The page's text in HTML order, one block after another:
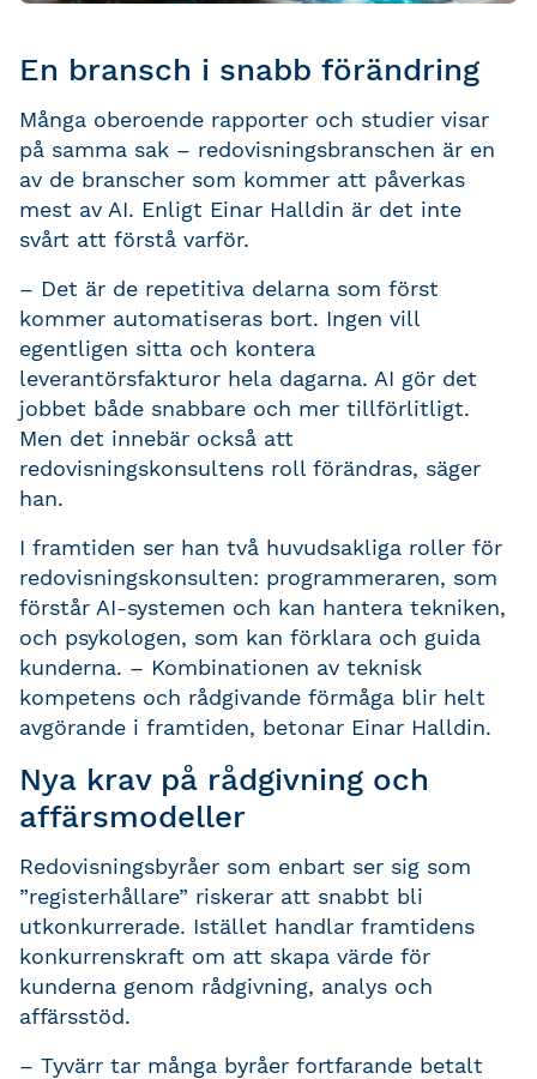
En bransch i snabb förändring
Många oberoende rapporter och studier visar
på samma sak – redovisningsbranschen är en
av de branscher som kommer att påverkas
mest av AI. Enligt Einar Halldin är det inte
svårt att förstå varför.
– Det är de repetitiva delarna som först
kommer automatiseras bort. Ingen vill
egentligen sitta och kontera
leverantörsfakturor hela dagarna. AI gör det
jobbet både snabbare och mer tillförlitligt.
Men det innebär också att
redovisningskonsultens roll förändras, säger
han.
I framtiden ser han två huvudsakliga roller för
redovisningskonsulten: programmeraren, som
förstår AI-systemen och kan hantera tekniken,
och psykologen, som kan förklara och guida
kunderna. – Kombinationen av teknisk
kompetens och rådgivande förmåga blir helt
avgörande i framtiden, betonar Einar Halldin.
Nya krav på rådgivning och
affärsmodeller
Redovisningsbyråer som enbart ser sig som
”registerhållare” riskerar att snabbt bli
utkonkurrerade. Istället handlar framtidens
konkurrenskraft om att skapa värde för
kunderna genom rådgivning, analys och
affärsstöd.
– Tyvärr tar många byråer fortfarande betalt